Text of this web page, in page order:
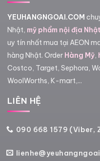
YEUHANGNGOAI.COM
Nhật, mỹ phẩm nội địa Nhật
uy tín nhất mua tại AEON
hàng Nhật. Order Hàng Mỹ,
Costco, Target, Sephora,
WoolWorths, K-mart,...
LIÊN HỆ
090 668 1579 (Viber,